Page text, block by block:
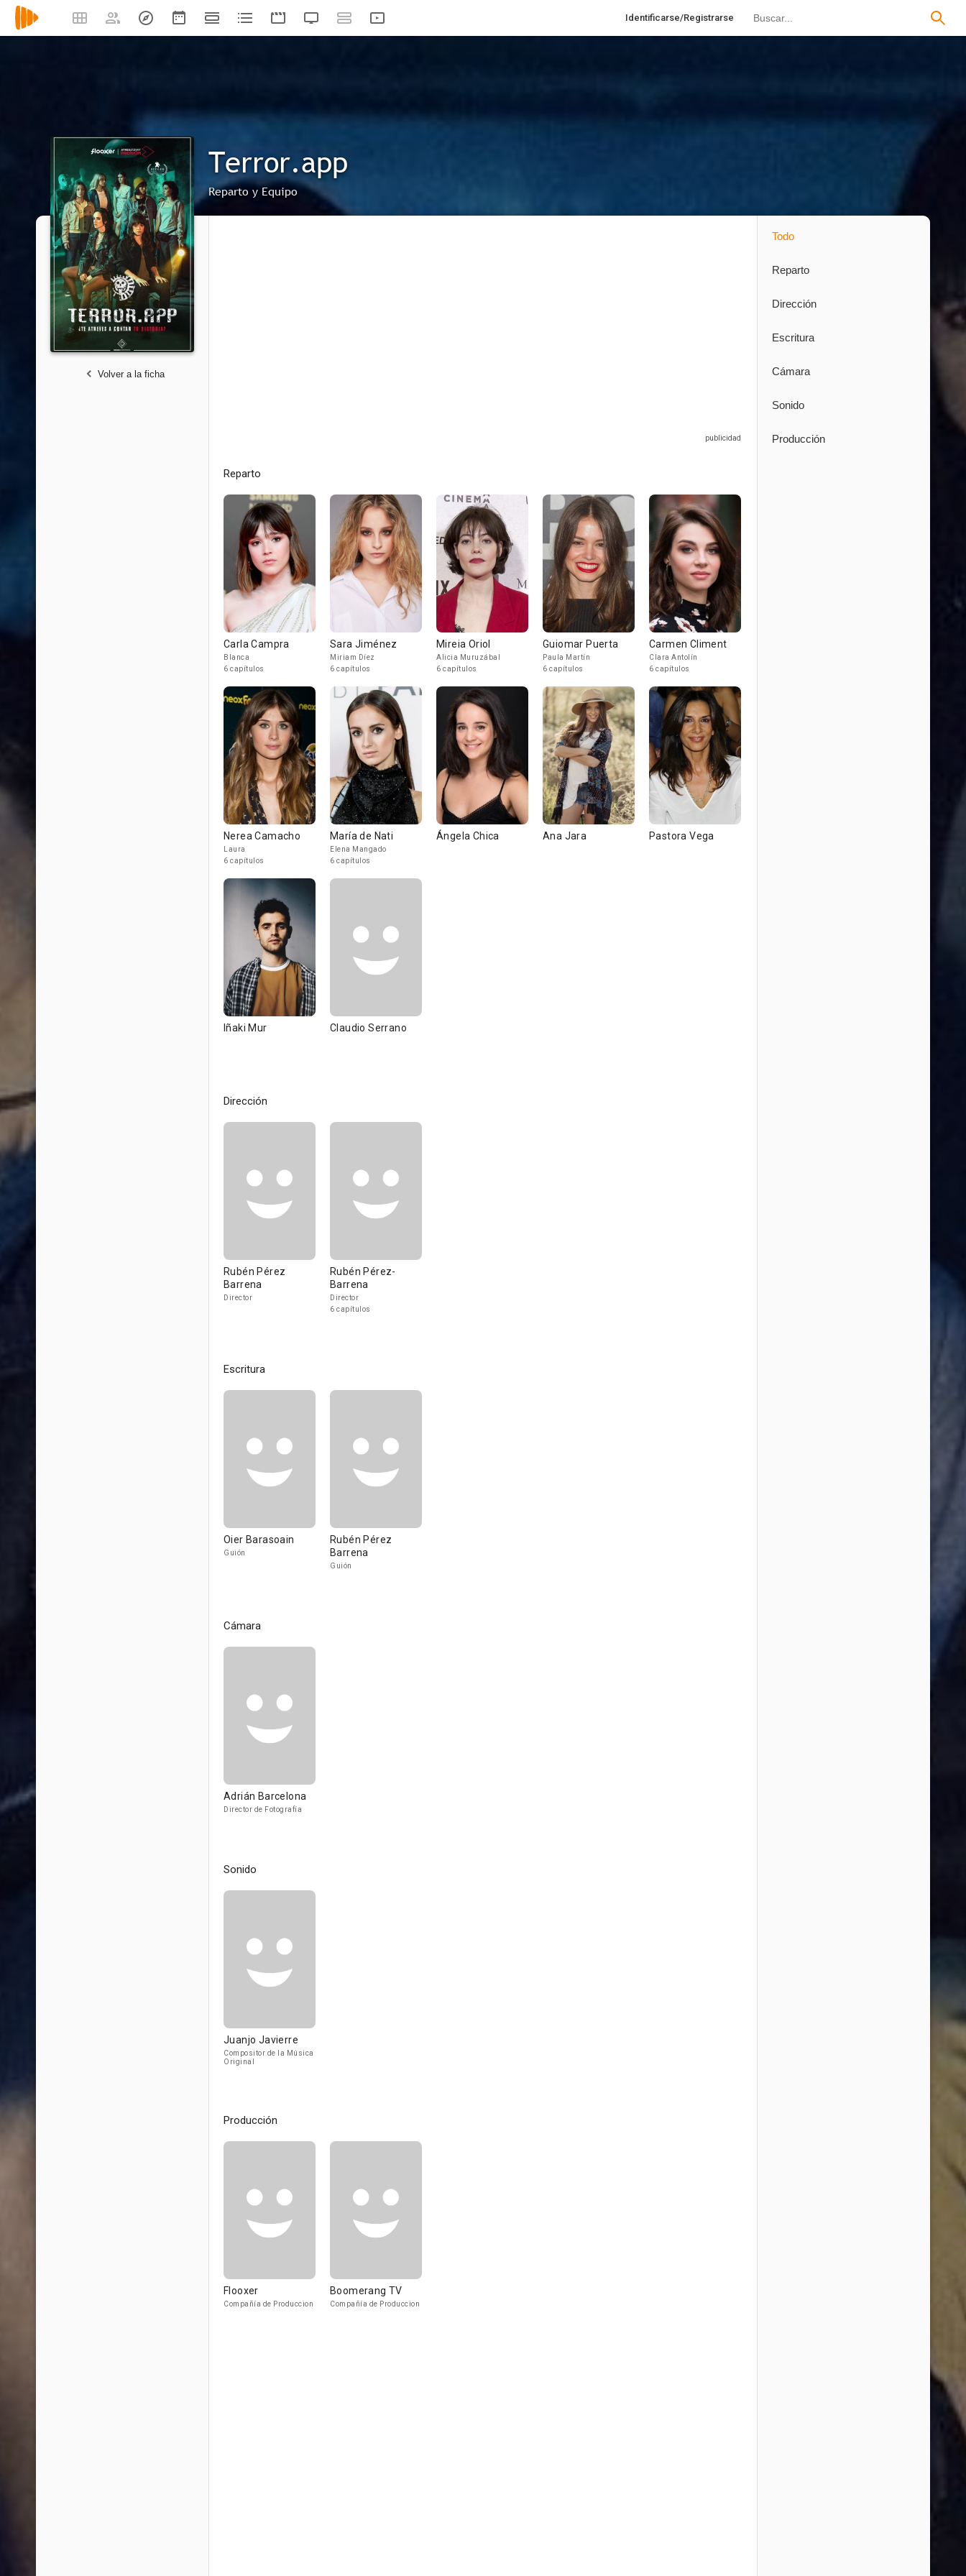
Identificarse/Registrarse
Terror.app
Reparto y Equipo
Volver a la ficha
Reparto
Carla Campra
Blanca
6 capítulos
Sara Jiménez
Miriam Díez
6 capítulos
Mireia Oriol
Alicia Muruzábal
6 capítulos
Guiomar Puerta
Paula Martín
6 capítulos
Carmen Climent
Clara Antolín
6 capítulos
Nerea Camacho
Laura
6 capítulos
María de Nati
Elena Mangado
6 capítulos
Ángela Chica Ana Jara Pastora Vega
Iñaki Mur Claudio Serrano
Dirección
Rubén Pérez
Barrena
Director
Rubén Pérez-
Barrena
Director
6 capítulos
Escritura
Oier Barasoain
Guión
Rubén Pérez
Barrena
Guión
Cámara
Adrián Barcelona
Director de Fotografía
Sonido
Juanjo Javierre
Compositor de la Música
Original
Producción
Flooxer
Compañía de Produccion
Boomerang TV
Compañía de Produccion
Todo
Reparto
Dirección
Escritura
Cámara
Sonido
Producción